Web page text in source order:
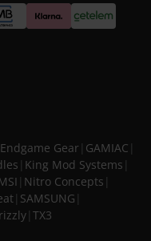
Endgame Gear GAMIAC
King Mod Systems
Nitro Concepts
SAMSUNG
TX3